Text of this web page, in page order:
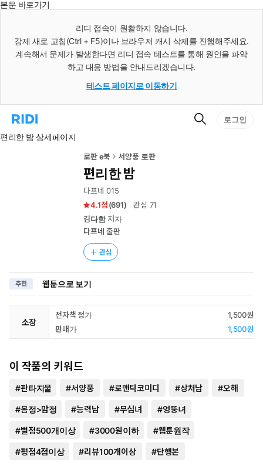
본문 바로가기
리디 접속이 원활하지 않습니다.
강제 새로 고침(Ctrl + F5)이나 브라우저 캐시 삭제를 진행해주세요.
계속해서 문제가 발생한다면 리디 접속 테스트를 통해 원인을 파악
하고 대응 방법을 안내드리겠습니다.
테스트 페이지로 이동하기
리
홈
검
로그인
편리한 밤 상세페이지
로판 e북 서양풍 로판
편리한 밤
다프네 015
4.1
(691) 관심 71
김다함저자
다프네 출판
관심
추천 웹툰으로 보기
소장
전자책 정가
1,500원
판매가
1,500원
이 작품의 키워드
#판타지물 #서양풍 #로맨틱코미디 #상처남 #오해
#몸정>맘정 #능력남 #무심녀 #엉뚱녀
#별점500개이상 #3000원이하 #웹툰원작
#평점4점이상 #리뷰100개이상 #단행본